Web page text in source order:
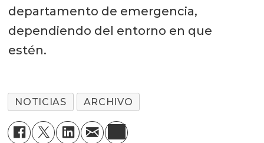
departamento de emergencia,
dependiendo del entorno en que
estén.
NOTICIAS ARCHIVO